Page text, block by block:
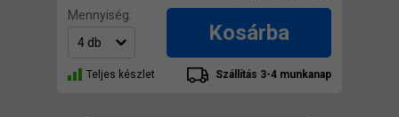
Mennyiség:
Kosárba
Teljes készlet Szállítás 3-4 munkanap